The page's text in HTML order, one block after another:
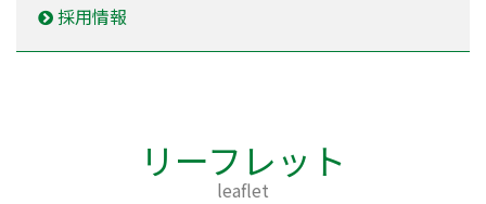
採用情報
リーフレット
leaflet